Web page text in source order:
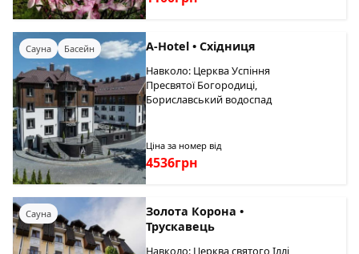
Сауна Басейн A-Hotel • Східниця
Навколо: Церква Успіння
Пресвятої Богородиці,
Бориславський водоспад
Ціна за номер від
4536грн
Сауна
Золота Корона •
Трускавець
Навколо: Церква святого Іллі